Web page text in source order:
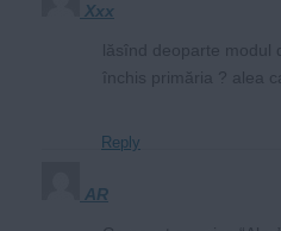
Xxx
Reply
AR